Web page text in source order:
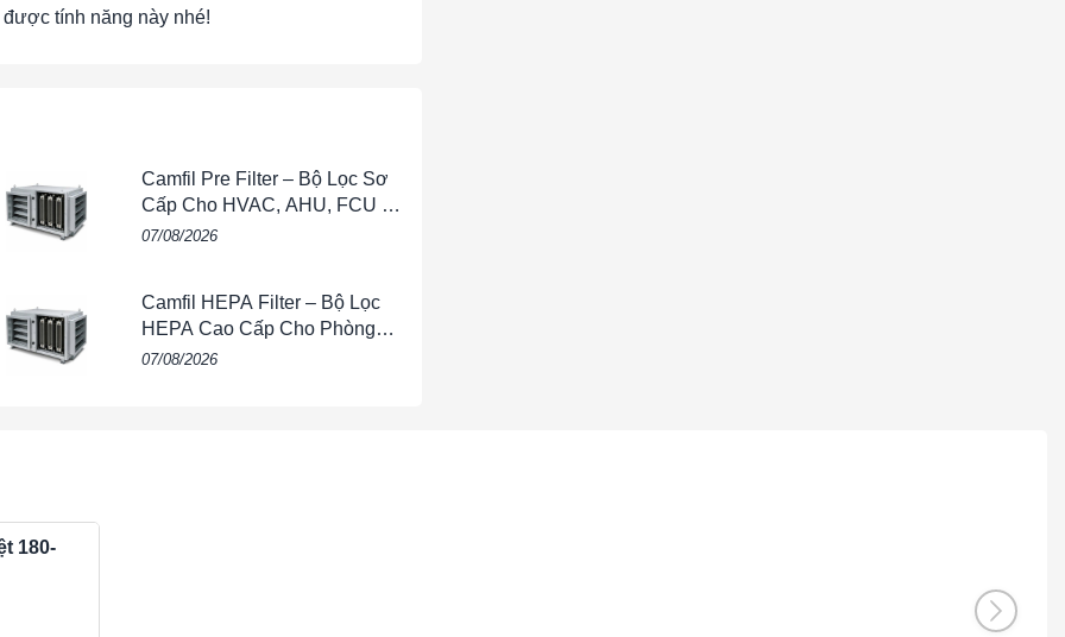
lò đốt, và các thiết bị công nghiệp hoạt động
móc công nghiệp như máy ép, máy xúc, nơi
trong ngành dệt may, nơi hoạt động ở nhiệt độ
hệ thống động cơ và hộp số của xe tải, xe
định trong các điều kiện nhiệt độ cao.
và oxy hóa.
tính năng này nhé!
Camfil Pre Filter – Bộ Lọc Sơ
Cấp Cho HVAC, AHU, FCU &
Hệ Thống Thông Gió
07/08/2026
Camfil HEPA Filter – Bộ Lọc
HEPA Cao Cấp Cho Phòng
Sạch, HVAC, FFU & Nhà Máy
07/08/2026
180-